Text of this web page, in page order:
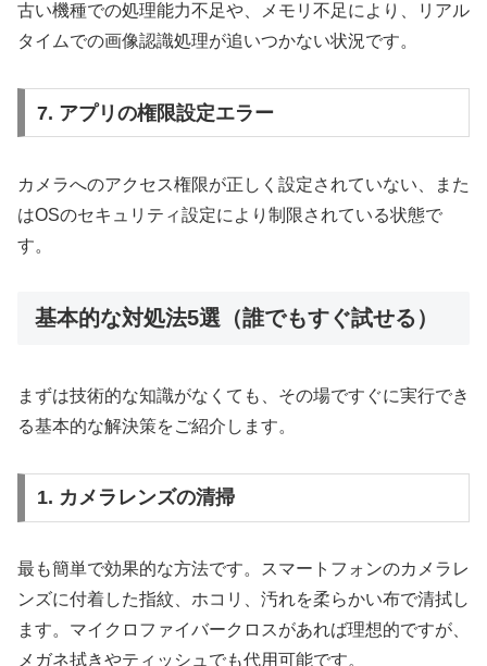
古い機種での処理能力不足や、メモリ不足により、リアル
タイムでの画像認識処理が追いつかない状況です。
7. アプリの権限設定エラー
カメラへのアクセス権限が正しく設定されていない、また
はOSのセキュリティ設定により制限されている状態で
す。
基本的な対処法5選（誰でもすぐ試せる）
まずは技術的な知識がなくても、その場ですぐに実行でき
る基本的な解決策をご紹介します。
1. カメラレンズの清掃
最も簡単で効果的な方法です。スマートフォンのカメラレ
ンズに付着した指紋、ホコリ、汚れを柔らかい布で清拭し
ます。マイクロファイバークロスがあれば理想的ですが、
メガネ拭きやティッシュでも代用可能です。